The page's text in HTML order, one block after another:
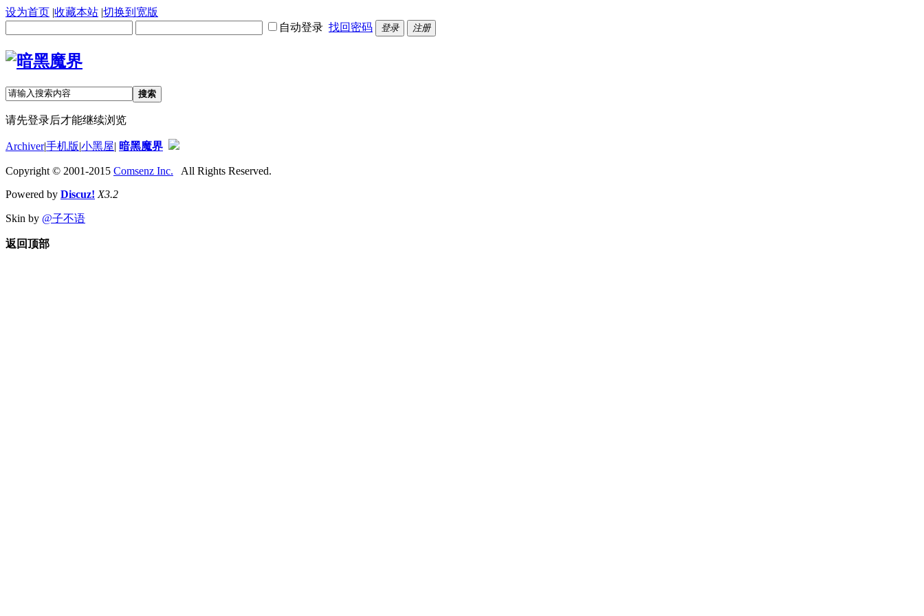
设为首页 |收藏本站 |切换到宽版
自动登录 找回密码 登录 注册
搜索
请先登录后才能继续浏览
Archiver|手机版|小黑屋| 暗黑魔界
Copyright © 2001-2015 Comsenz Inc. All Rights Reserved.
Powered by Discuz! X3.2
Skin by @子不语
返回顶部